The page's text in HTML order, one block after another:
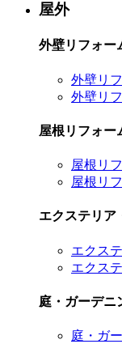
屋外
外壁リフォー
外壁リ
外壁リ
屋根リフォー
屋根リ
屋根リ
エクステリア
エクス
エクス
庭・ガーデニ
庭・ガ